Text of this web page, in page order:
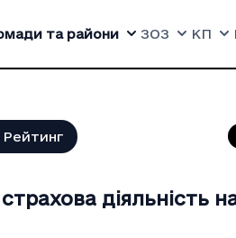
та райони ЗОЗ КП
Рейтинг
дiяльнiсть